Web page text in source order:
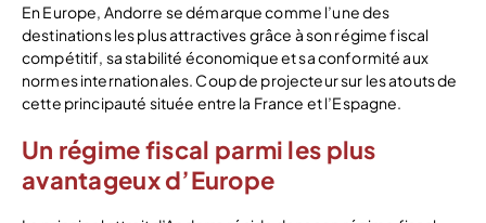
En Europe, Andorre se démarque comme l’une des
destinations les plus attractives grâce à son régime fiscal
compétitif, sa stabilité économique et sa conformité aux
normes internationales. Coup de projecteur sur les atouts de
cette principauté située entre la France et l’Espagne.
Un régime fiscal parmi les plus
avantageux d’Europe